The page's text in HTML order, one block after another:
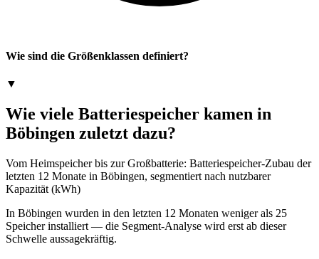
Wie sind die Größenklassen definiert?
▼
Wie viele Batteriespeicher kamen in
Böbingen zuletzt dazu?
Vom Heimspeicher bis zur Großbatterie: Batteriespeicher-Zubau der
letzten 12 Monate in Böbingen, segmentiert nach nutzbarer
Kapazität (kWh)
In Böbingen wurden in den letzten 12 Monaten weniger als 25
Speicher installiert — die Segment-Analyse wird erst ab dieser
Schwelle aussagekräftig.